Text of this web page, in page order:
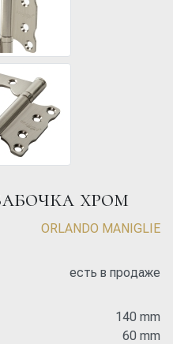
хром
ORLANDO MANIGLIE
есть в продаже
140 mm
60 mm